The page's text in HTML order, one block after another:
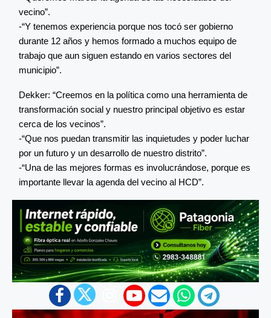
vecino”.
-“Y tenemos experiencia porque nos tocó ser gobierno
durante 12 años y hemos formado a muchos equipo de
trabajo que aun siguen estando en varios sectores del
municipio”.
Dekker: “Creemos en la política como una herramienta de
transformación social y nuestro principal objetivo es estar
cerca de los vecinos”.
-“Que nos puedan transmitir las inquietudes y poder luchar
por un futuro y un desarrollo de nuestro distrito”.
-“Una de las mejores formas es involucrándose, porque es
importante llevar la agenda del vecino al HCD”.